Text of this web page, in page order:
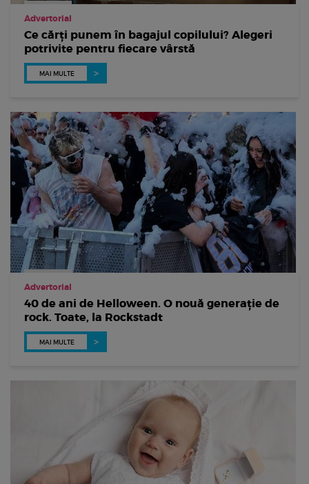
Advertorial
Ce cărți punem în bagajul copilului? Alegeri
potrivite pentru fiecare vârstă
MAI MULTE
Advertorial
40 de ani de Helloween. O nouă generație de
rock. Toate, la Rockstadt
MAI MULTE